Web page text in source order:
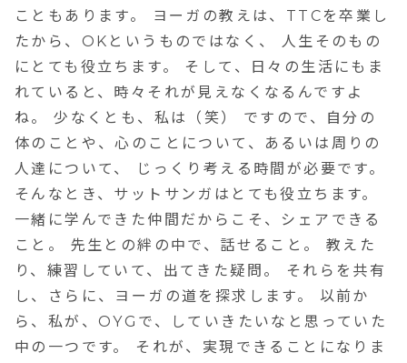
こともあります。 ヨーガの教えは、TTCを卒業し
たから、OKというものではなく、 人生そのもの
にとても役立ちます。 そして、日々の生活にもま
れていると、時々それが見えなくなるんですよ
ね。 少なくとも、私は（笑） ですので、自分の
体のことや、心のことについて、あるいは周りの
人達について、 じっくり考える時間が必要です。
そんなとき、サットサンガはとても役立ちます。
一緒に学んできた仲間だからこそ、シェアできる
こと。 先生との絆の中で、話せること。 教えた
り、練習していて、出てきた疑問。 それらを共有
し、さらに、ヨーガの道を探求します。 以前か
ら、私が、OYGで、していきたいなと思っていた
中の一つです。 それが、実現できることになりま